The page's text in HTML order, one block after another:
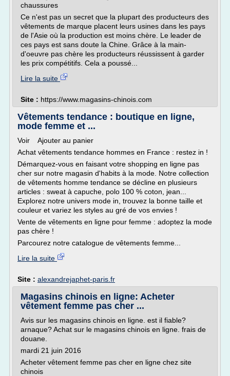
chaussures
Ce n'est pas un secret que la plupart des producteurs des
vêtements de marque placent leurs usines dans les pays
de l'Asie où la production est moins chère. Le leader de
ces pays est sans doute la Chine. Grâce à la main-
d'oeuvre pas chère les producteurs réussissent à garder
les prix compétitifs. Cela a poussé...
Lire la suite
Site : https://www.magasins-chinois.com
Vêtements tendance : boutique en ligne,
mode femme et ...
Voir Ajouter au panier
Achat vêtements tendance hommes en France : restez in !
Démarquez-vous en faisant votre shopping en ligne pas
cher sur notre magasin d'habits à la mode. Notre collection
de vêtements homme tendance se décline en plusieurs
articles : sweat à capuche, polo 100 % coton, jean...
Explorez notre univers mode in, trouvez la bonne taille et
couleur et variez les styles au gré de vos envies !
Vente de vêtements en ligne pour femme : adoptez la mode
pas chère !
Parcourez notre catalogue de vêtements femme...
Lire la suite
Site : alexandrejaphet-paris.fr
Magasins chinois en ligne: Acheter
vêtement femme pas cher ...
Avis sur les magasins chinois en ligne. est il fiable?
arnaque? Achat sur le magasins chinois en ligne. frais de
douane.
mardi 21 juin 2016
Acheter vêtement femme pas cher en ligne chez site
chinois